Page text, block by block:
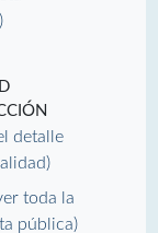
detalle
toda la
pública)